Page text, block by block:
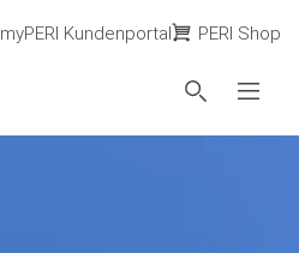
myPERI Kundenportal PERI Shop